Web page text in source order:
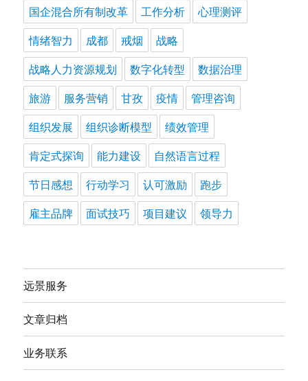
国企混合所有制改革
工作分析
心理测评
情绪智力
成都 戒烟
战略
战略人力资源规划
数字化转型
数据治理
旅游
服务营销 甘孜 疫情
管理咨询
组织发展
组织诊断模型
绩效管理
肯定式探询
能力建设
自然语言过程
节日感想
行动学习 认可激励
跑步
雇主品牌
面试技巧 项目建议 领导力
远景服务
文章归档
业务联系